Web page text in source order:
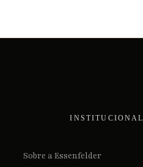
INSTITUCIONAL
Sobre a Essenfelder